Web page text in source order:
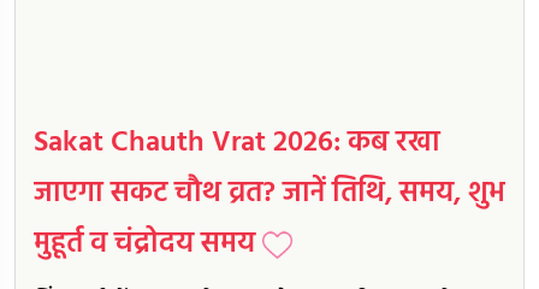
Sakat Chauth Vrat 2026: कब रखा
जाएगा सकट चौथ व्रत? जानें तिथि, समय, शुभ
मुहूर्त व चंद्रोदय समय